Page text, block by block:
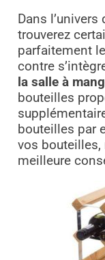
Dans
trouverez
parfaitement
contre
la salle à
bouteilles
bouteilles par
vos bouteilles,
meilleure